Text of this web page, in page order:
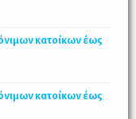
κατοίκων έως
κατοίκων έως